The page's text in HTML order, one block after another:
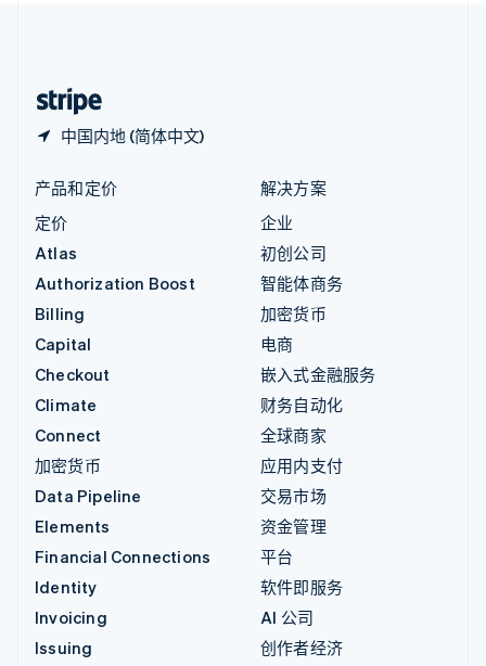
中国内地 (简体中文)
产品和定价
定价
Atlas
Authorization Boost
Billing
Capital
Checkout
Climate
Connect
加密货币
Data Pipeline
Elements
Financial Connections
Identity
Invoicing
Issuing
解决方案
企业
初创公司
智能体商务
加密货币
电商
嵌入式金融服务
财务自动化
全球商家
应用内支付
交易市场
资金管理
平台
软件即服务
AI 公司
创作者经济